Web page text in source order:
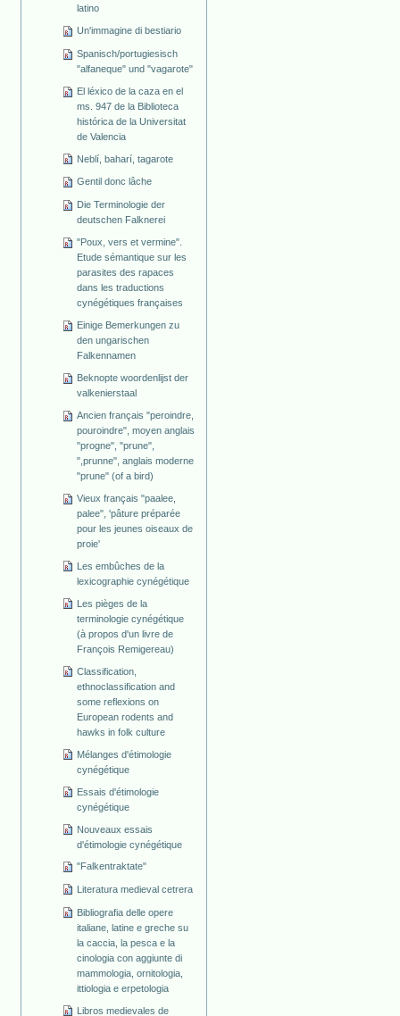
latino
Un'immagine di bestiario
Spanisch/portugiesisch
"alfaneque" und "vagarote"
El léxico de la caza en el
ms. 947 de la Biblioteca
histórica de la Universitat
de Valencia
Neblí, baharí, tagarote
Gentil donc lâche
Die Terminologie der
deutschen Falknerei
"Poux, vers et vermine".
Etude sémantique sur les
parasites des rapaces
dans les traductions
cynégétiques françaises
Einige Bemerkungen zu
den ungarischen
Falkennamen
Beknopte woordenlijst der
valkenierstaal
Ancien français "peroindre,
pouroindre", moyen anglais
"progne", "prune",
",prunne", anglais moderne
"prune" (of a bird)
Vieux français "paalee,
palee", 'pâture préparée
pour les jeunes oiseaux de
proie'
Les embûches de la
lexicographie cynégétique
Les pièges de la
terminologie cynégétique
(à propos d'un livre de
François Remigereau)
Classification,
ethnoclassification and
some reflexions on
European rodents and
hawks in folk culture
Mélanges d'étimologie
cynégétique
Essais d'étimologie
cynégétique
Nouveaux essais
d'étimologie cynégétique
"Falkentraktate"
Literatura medieval cetrera
Bibliografia delle opere
italiane, latine e greche su
la caccia, la pesca e la
cinologia con aggiunte di
mammologia, ornitologia,
ittiologia e erpetologia
Libros medievales de